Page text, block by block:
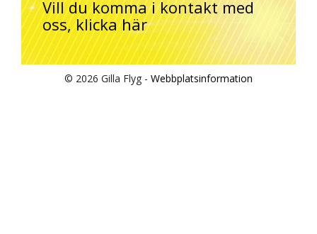
Vill du komma i kontakt med
oss, klicka här
© 2026 Gilla Flyg - Webbplatsinformation